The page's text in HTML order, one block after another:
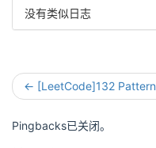
没有类似日志
← [LeetCode]132 Pattern
Pingbacks已关闭。